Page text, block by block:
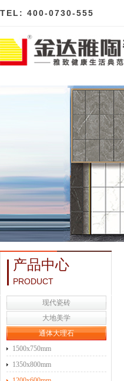
TEL: 400-0730-555
产品中心
PRODUCT
现代瓷砖
大地美学
通体大理石
1500x750mm
1350x800mm